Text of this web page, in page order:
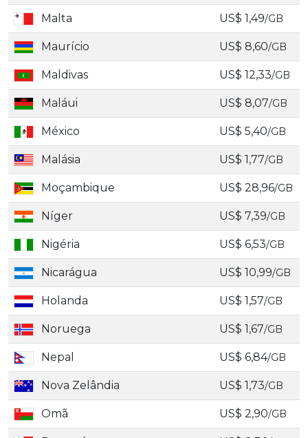
Malta US$ 1,49/GB
Maurício US$ 8,60/GB
Maldivas US$ 12,33/GB
Maláui US$ 8,07/GB
México US$ 5,40/GB
Malásia US$ 1,77/GB
Moçambique US$ 28,96/GB
Níger US$ 7,39/GB
Nigéria US$ 6,53/GB
Nicarágua US$ 10,99/GB
Holanda US$ 1,57/GB
Noruega US$ 1,67/GB
Nepal US$ 6,84/GB
Nova Zelândia US$ 1,73/GB
Omã US$ 2,90/GB